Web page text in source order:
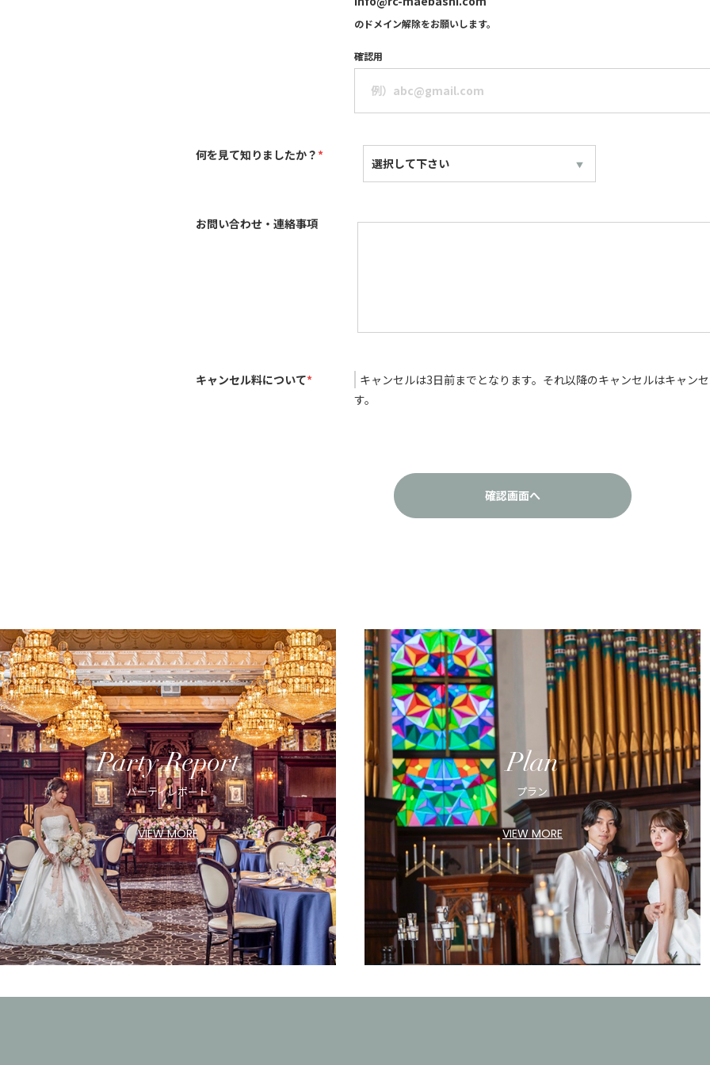
のドメイン解除をお願いします。
確認用
何を見て知りましたか？ *
お問い合わせ・連絡事項
キャンセル料について*
キャンセルは3日前までとなります。それ以降のキャンセルはキャン
す。
Party Report
パーティレポート
VIEW MORE
Plan
プラン
VIEW MORE